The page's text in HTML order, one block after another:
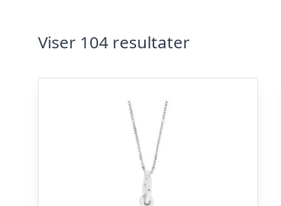
Viser 104 resultater